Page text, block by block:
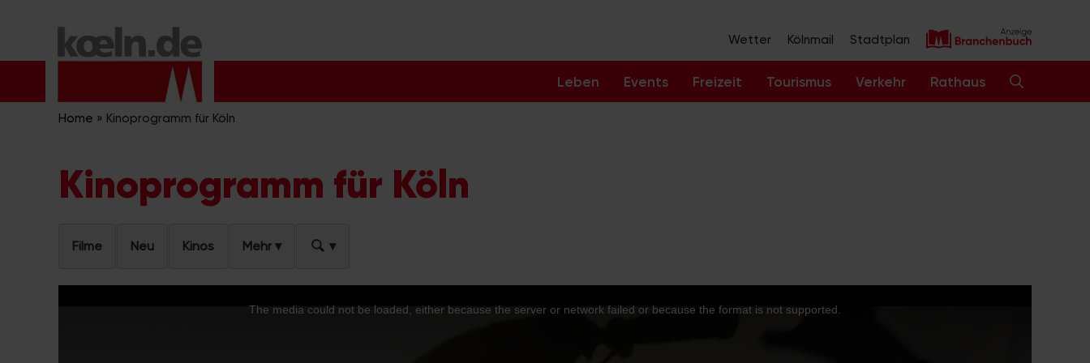
Inhalt
Wetter Kölnmail Stadtplan
Leben Events Freizeit Tourismus Verkehr Rathaus
Home » Kinoprogramm für Köln
Kinoprogramm für Köln
Filme Neu Kinos Mehr
The media could not be loaded, either because the server or network failed or because the format is not supported.